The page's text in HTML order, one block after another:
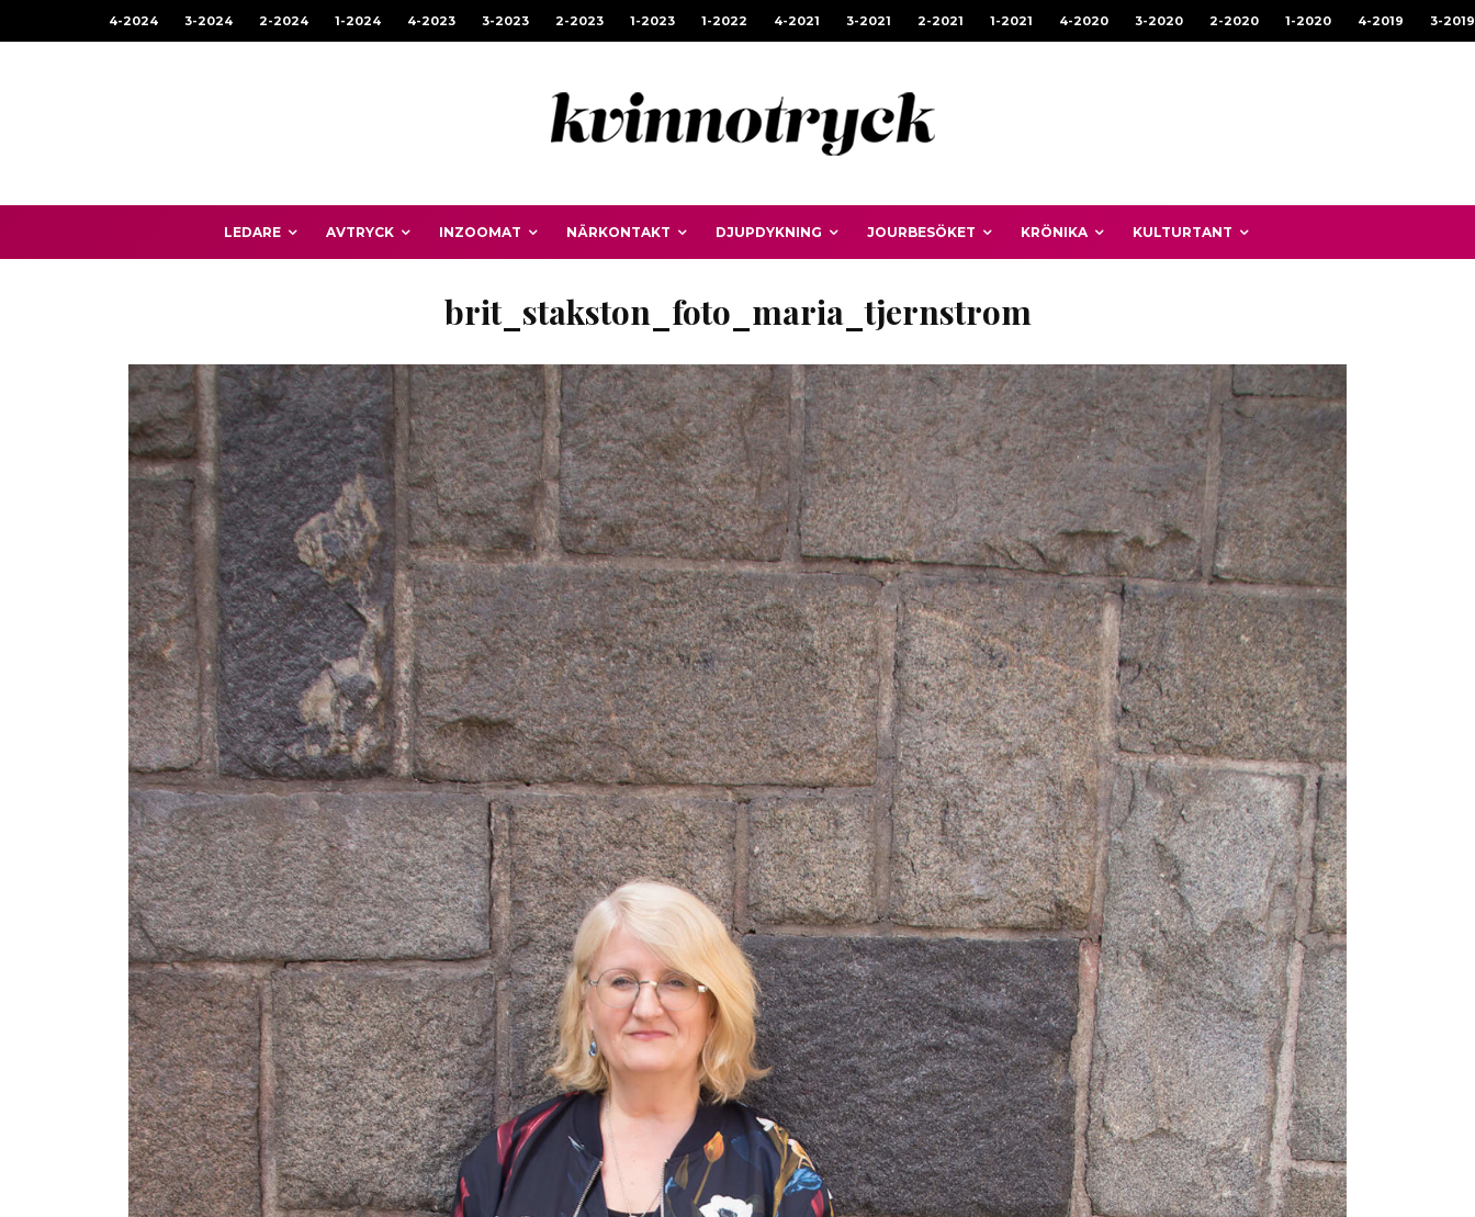
4-2024 3-2024 2-2024 1-2024 4-2023 3-2023 2-2023 1-2023 1-2022 4-2021 3-2021 2-2021 1-2021 4-2020 3-2020 2-2020 1-2020 4-2019 3-2019
LEDARE AVTRYCK INZOOMAT NÄRKONTAKT DJUPDYKNING JOURBESÖKET KRÖNIKA KULTURTANT
brit_stakston_foto_maria_tjernstrom